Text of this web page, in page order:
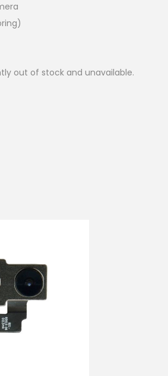
out of stock and unavailable.